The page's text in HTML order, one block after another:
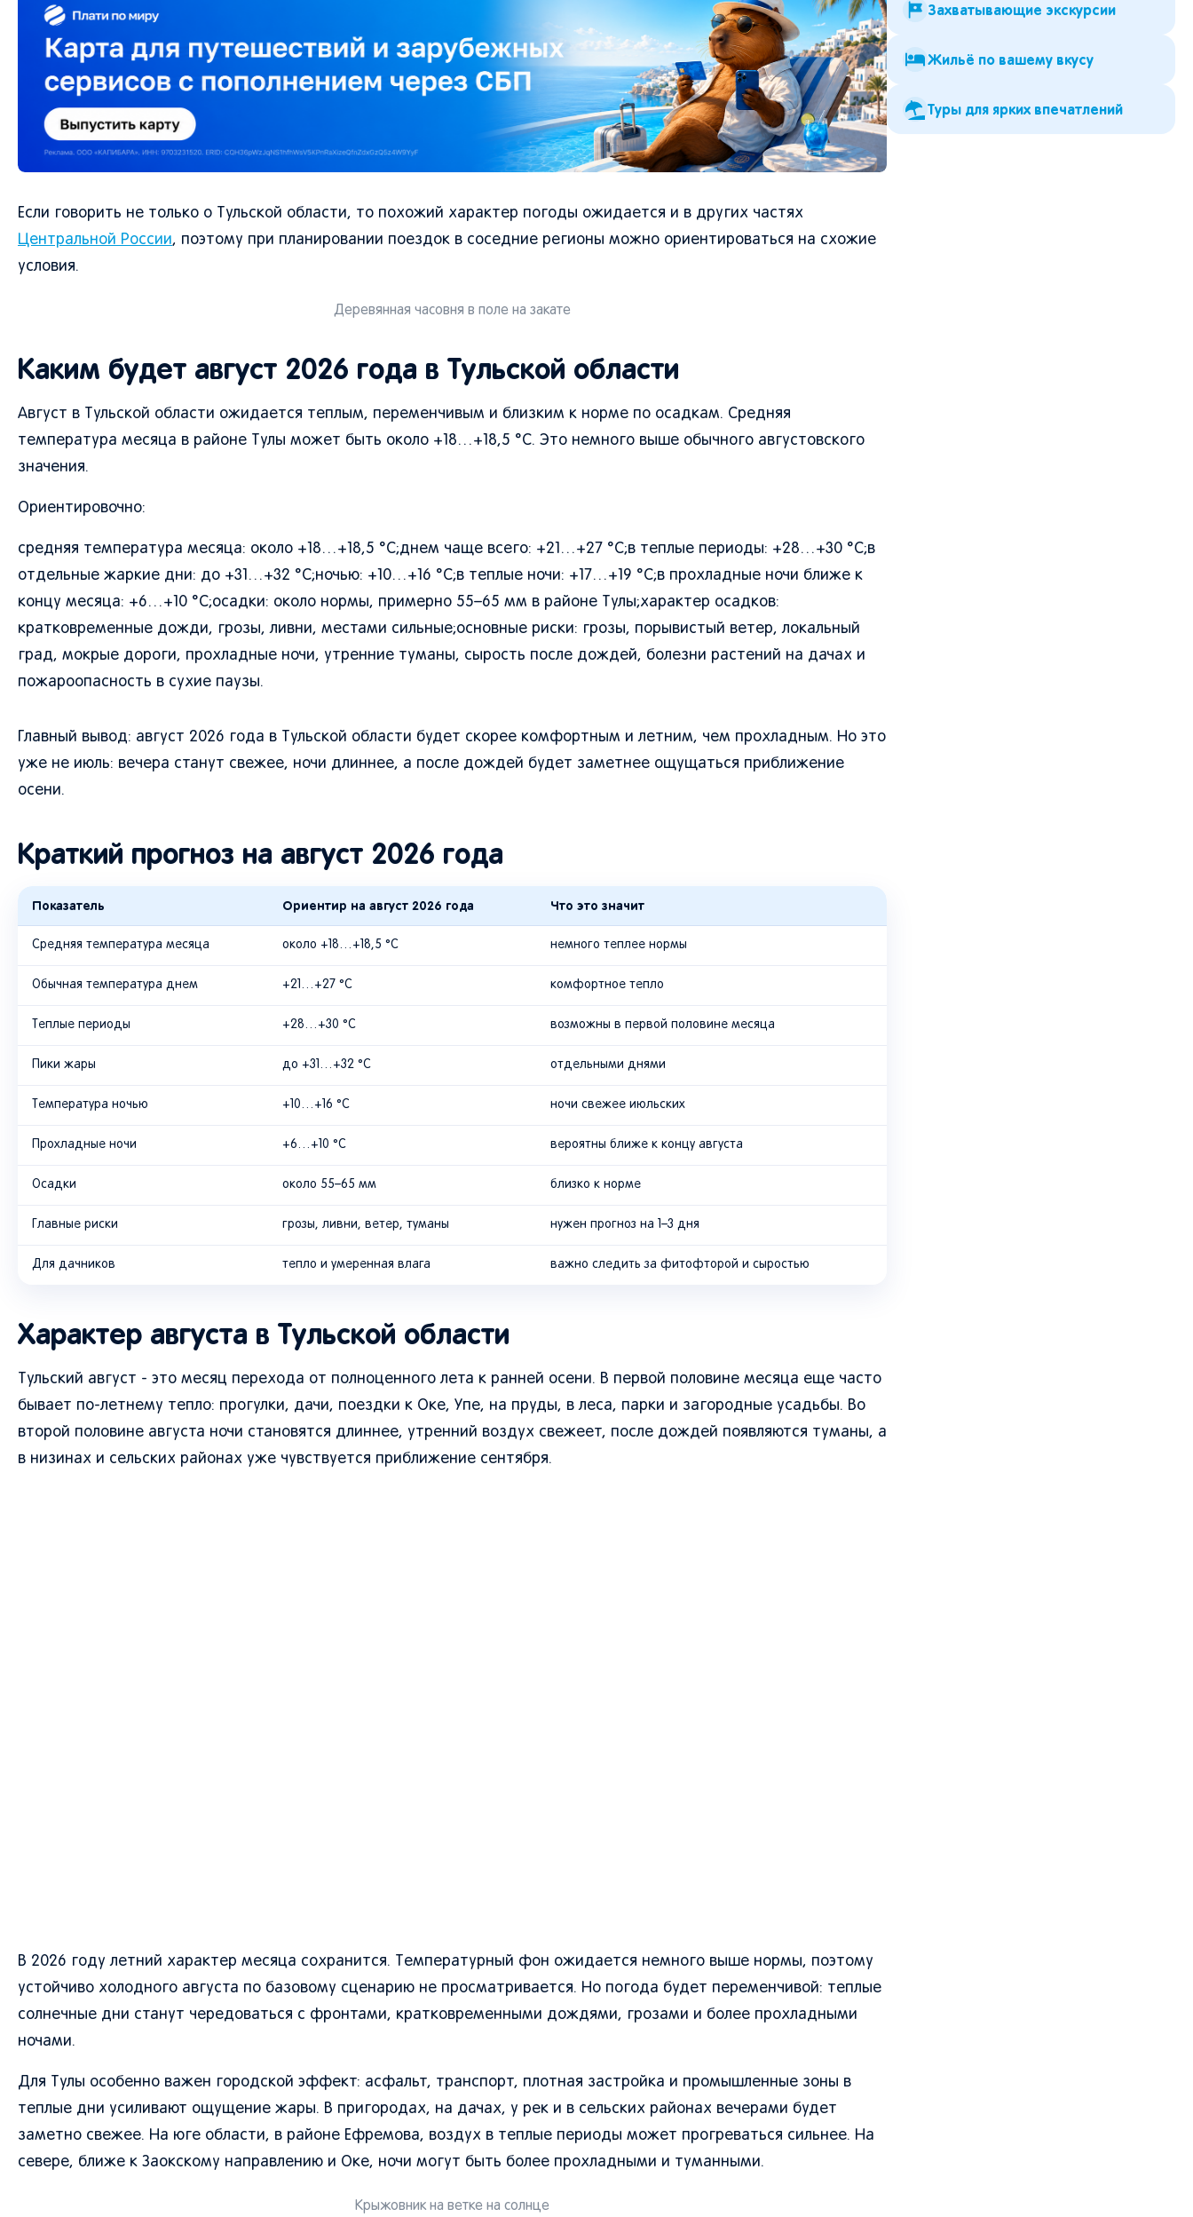
Если говорить не только о Тульской области, то похожий характер погоды ожидается и в других частях
Центральной России, поэтому при планировании поездок в соседние регионы можно ориентироваться на схожие
условия.
Деревянная часовня в поле на закате
Каким будет август 2026 года в Тульской области
Август в Тульской области ожидается теплым, переменчивым и близким к норме по осадкам. Средняя
температура месяца в районе Тулы может быть около +18…+18,5 °C. Это немного выше обычного августовского
значения.
Ориентировочно:
средняя температура месяца: около +18…+18,5 °C;днем чаще всего: +21…+27 °C;в теплые периоды: +28…+30 °C;в
отдельные жаркие дни: до +31…+32 °C;ночью: +10…+16 °C;в теплые ночи: +17…+19 °C;в прохладные ночи ближе к
концу месяца: +6…+10 °C;осадки: около нормы, примерно 55–65 мм в районе Тулы;характер осадков:
кратковременные дожди, грозы, ливни, местами сильные;основные риски: грозы, порывистый ветер, локальный
град, мокрые дороги, прохладные ночи, утренние туманы, сырость после дождей, болезни растений на дачах и
пожароопасность в сухие паузы.
Главный вывод: август 2026 года в Тульской области будет скорее комфортным и летним, чем прохладным. Но это
уже не июль: вечера станут свежее, ночи длиннее, а после дождей будет заметнее ощущаться приближение
осени.
Краткий прогноз на август 2026 года
Показатель Ориентир на август 2026 года Что это значит
Средняя температура месяца около +18…+18,5 °C немного теплее нормы
Обычная температура днем +21…+27 °C комфортное тепло
Теплые периоды +28…+30 °C возможны в первой половине месяца
Пики жары до +31…+32 °C отдельными днями
Температура ночью +10…+16 °C ночи свежее июльских
Прохладные ночи +6…+10 °C вероятны ближе к концу августа
Осадки около 55–65 мм близко к норме
Главные риски грозы, ливни, ветер, туманы нужен прогноз на 1–3 дня
Для дачников тепло и умеренная влага важно следить за фитофторой и сыростью
Характер августа в Тульской области
Тульский август - это месяц перехода от полноценного лета к ранней осени. В первой половине месяца еще часто
бывает по-летнему тепло: прогулки, дачи, поездки к Оке, Упе, на пруды, в леса, парки и загородные усадьбы. Во
второй половине августа ночи становятся длиннее, утренний воздух свежеет, после дождей появляются туманы, а
в низинах и сельских районах уже чувствуется приближение сентября.
В 2026 году летний характер месяца сохранится. Температурный фон ожидается немного выше нормы, поэтому
устойчиво холодного августа по базовому сценарию не просматривается. Но погода будет переменчивой: теплые
солнечные дни станут чередоваться с фронтами, кратковременными дождями, грозами и более прохладными
ночами.
Для Тулы особенно важен городской эффект: асфальт, транспорт, плотная застройка и промышленные зоны в
теплые дни усиливают ощущение жары. В пригородах, на дачах, у рек и в сельских районах вечерами будет
заметно свежее. На юге области, в районе Ефремова, воздух в теплые периоды может прогреваться сильнее. На
севере, ближе к Заокскому направлению и Оке, ночи могут быть более прохладными и туманными.
Крыжовник на ветке на солнце
Захватывающие экскурсии
Жильё по вашему вкусу
Туры для ярких впечатлений